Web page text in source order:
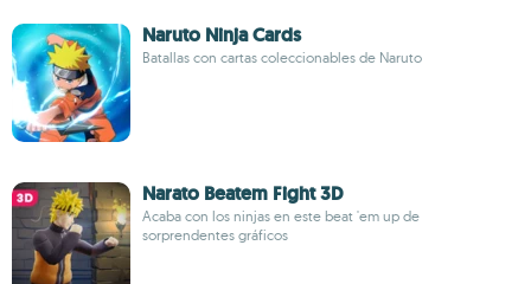
Naruto Ninja Cards
Batallas con cartas coleccionables de Naruto
Narato Beatem Fight 3D
Acaba con los ninjas en este beat 'em up de
sorprendentes gráficos